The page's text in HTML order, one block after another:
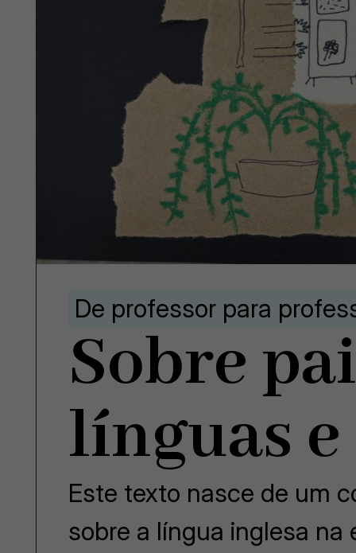
De professor para
Sobre
línguas
Este texto nasce de um
sobre a língua inglesa na